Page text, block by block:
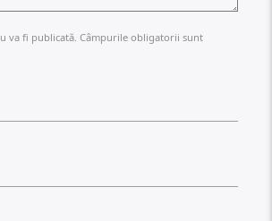
va fi publicată. Câmpurile obligatorii sunt